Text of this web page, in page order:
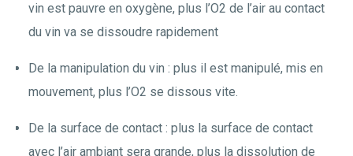
vin est pauvre en oxygène, plus l’O2 de l’air au contact
du vin va se dissoudre rapidement
De la manipulation du vin : plus il est manipulé, mis en
mouvement, plus l’O2 se dissous vite.
De la surface de contact : plus la surface de contact
avec l’air ambiant sera grande, plus la dissolution de